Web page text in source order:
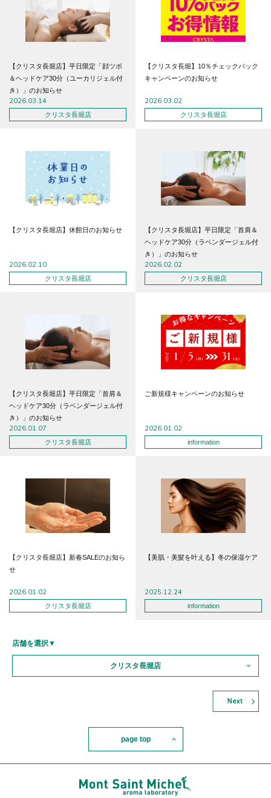
【クリスタ長堀店】平日限定「顔ツボ
＆ヘッドケア30分（ユーカリジェル付
き）」のお知らせ
2026.03.14
クリスタ長堀店
【クリスタ長堀】10％チェックバック
キャンペーンのお知らせ
2026.03.02
クリスタ長堀店
【クリスタ長堀店】休館日のお知らせ
2026.02.10
クリスタ長堀店
【クリスタ長堀店】平日限定「首肩＆
ヘッドケア30分（ラベンダージェル付
き）」のお知らせ
2026.02.02
クリスタ長堀店
【クリスタ長堀店】平日限定「首肩＆
ヘッドケア30分（ラベンダージェル付
き）」のお知らせ
2026.01.07
クリスタ長堀店
ご新規様キャンペーンのお知らせ
2026.01.02
information
【クリスタ長堀店】新春SALEのお知ら
せ
2026.01.02
クリスタ長堀店
【美肌・美髪を叶える】冬の保湿ケア
2025.12.24
information
店舗を選択▼
クリスタ長堀店
page top